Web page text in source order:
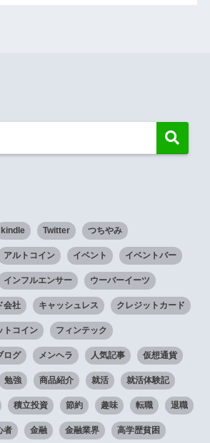
kindle Twitter つちやみ
アルトコイン イベント イベントバー
インフルエンサー ウーバーイーツ
会社 キャッシュレス クレジットカード
トコイン フィンテック
ログ メンヘラ 人気記事 仮想通貨
勉強 商品紹介 就活 就活体験記
積立投資 節約 趣味 転職 退職
者 金融 金融業界 高学歴貧困